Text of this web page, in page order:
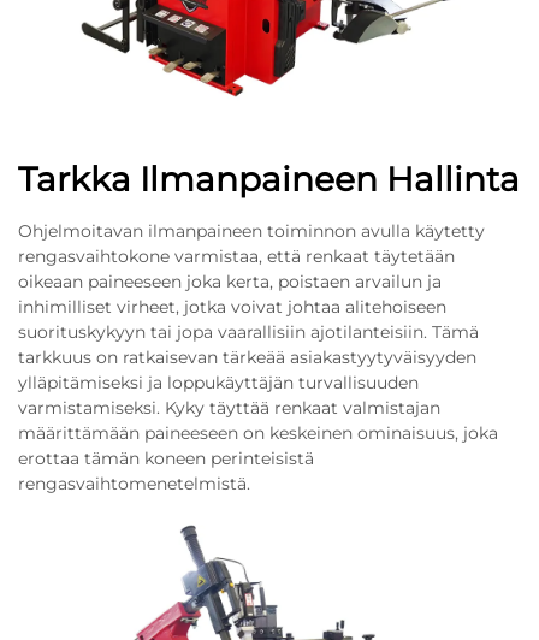
Tarkka Ilmanpaineen Hallinta
Ohjelmoitavan ilmanpaineen toiminnon avulla käytetty
rengasvaihtokone varmistaa, että renkaat täytetään
oikeaan paineeseen joka kerta, poistaen arvailun ja
inhimilliset virheet, jotka voivat johtaa alitehoiseen
suorituskykyyn tai jopa vaarallisiin ajotilanteisiin. Tämä
tarkkuus on ratkaisevan tärkeää asiakastyytyväisyyden
ylläpitämiseksi ja loppukäyttäjän turvallisuuden
varmistamiseksi. Kyky täyttää renkaat valmistajan
määrittämään paineeseen on keskeinen ominaisuus, joka
erottaa tämän koneen perinteisistä
rengasvaihtomenetelmistä.